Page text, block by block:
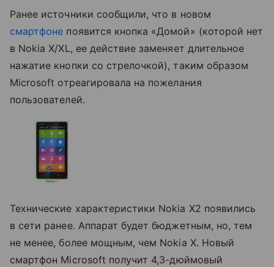
Ранее источники сообщили, что в новом
смартфоне появится кнопка «Домой» (которой нет
в Nokia X/XL, ее действие заменяет длительное
нажатие кнопки со стрелочкой), таким образом
Microsoft отреагировала на пожелания
пользователей.
Технические характеристики Nokia X2 появились
в сети ранее. Аппарат будет бюджетным, но, тем
не менее, более мощным, чем Nokia X. Новый
смартфон Microsoft получит 4,3-дюймовый